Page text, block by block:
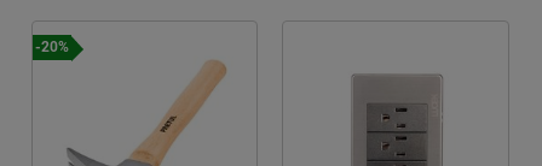
-20%